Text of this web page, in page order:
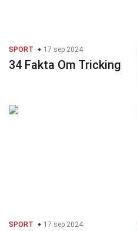
SPORT 17 sep 2024
34 Fakta Om Tricking
SPORT 17 sep 2024